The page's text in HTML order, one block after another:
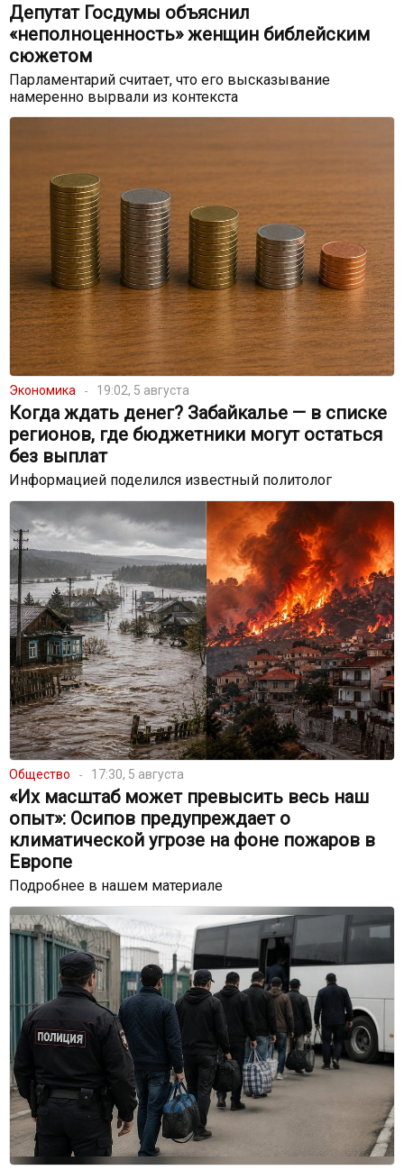
Депутат Госдумы объяснил
«неполноценность» женщин библейским
сюжетом
Парламентарий считает, что его высказывание
намеренно вырвали из контекста
Экономика 19:02, 5 августа
Когда ждать денег? Забайкалье — в списке
регионов, где бюджетники могут остаться
без выплат
Информацией поделился известный политолог
Общество 17:30, 5 августа
«Их масштаб может превысить весь наш
опыт»: Осипов предупреждает о
климатической угрозе на фоне пожаров в
Европе
Подробнее в нашем материале